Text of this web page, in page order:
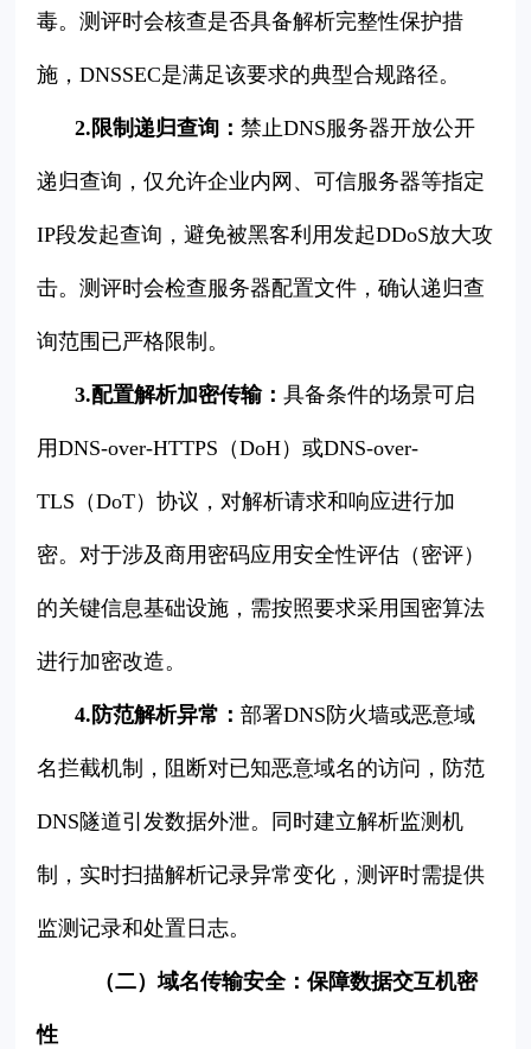
毒。测评时会核查是否具备解析完整性保护措
施，DNSSEC是满足该要求的典型合规路径。
2.限制递归查询：禁止DNS服务器开放公开
递归查询，仅允许企业内网、可信服务器等指定
IP段发起查询，避免被黑客利用发起DDoS放大攻
击。测评时会检查服务器配置文件，确认递归查
询范围已严格限制。
3.配置解析加密传输：具备条件的场景可启
用DNS-over-HTTPS（DoH）或DNS-over-
TLS（DoT）协议，对解析请求和响应进行加
密。对于涉及商用密码应用安全性评估（密评）
的关键信息基础设施，需按照要求采用国密算法
进行加密改造。
4.防范解析异常：部署DNS防火墙或恶意域
名拦截机制，阻断对已知恶意域名的访问，防范
DNS隧道引发数据外泄。同时建立解析监测机
制，实时扫描解析记录异常变化，测评时需提供
监测记录和处置日志。
（二）域名传输安全：保障数据交互机密
性